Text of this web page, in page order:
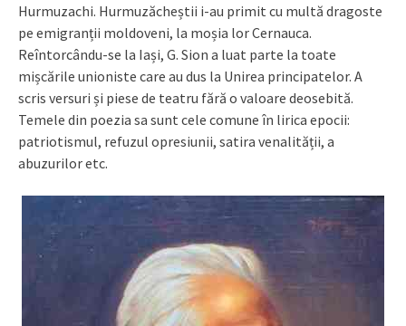
Hurmuzachi. Hurmuzăcheștii i-au primit cu multă dragoste
pe emigranții moldoveni, la moșia lor Cernauca.
Reîntorcându-se la Iași, G. Sion a luat parte la toate
mișcările unioniste care au dus la Unirea principatelor. A
scris versuri și piese de teatru fără o valoare deosebită.
Temele din poezia sa sunt cele comune în lirica epocii:
patriotismul, refuzul opresiunii, satira venalității, a
abuzurilor etc.